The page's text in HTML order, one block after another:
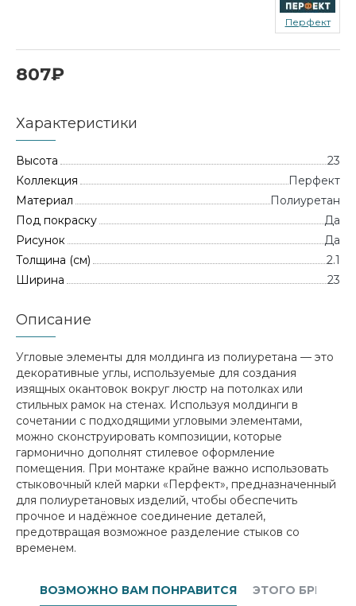
807₽
Перфект
Характеристики
Высота
23
Коллекция
Перфект
Материал
Полиуретан
Под покраску
Да
Рисунок
Да
Толщина (см)
2.1
Ширина
23
Описание
Угловые элементы для молдинга из полиуретана — это
декоративные углы, используемые для создания
изящных окантовок вокруг люстр на потолках или
стильных рамок на стенах. Используя молдинги в
сочетании с подходящими угловыми элементами,
можно сконструировать композиции, которые
гармонично дополнят стилевое оформление
помещения. При монтаже крайне важно использовать
стыковочный клей марки «Перфект», предназначенный
для полиуретановых изделий, чтобы обеспечить
прочное и надёжное соединение деталей,
предотвращая возможное разделение стыков со
временем.
ВОЗМОЖНО ВАМ ПОНРАВИТСЯ ЭТОГО БРЕНДА